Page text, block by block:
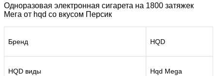
Одноразовая электронная сигарета на 1800 затяжек
Мега от hqd со вкусом Персик
Бренд HQD
HQD виды Hqd Mega